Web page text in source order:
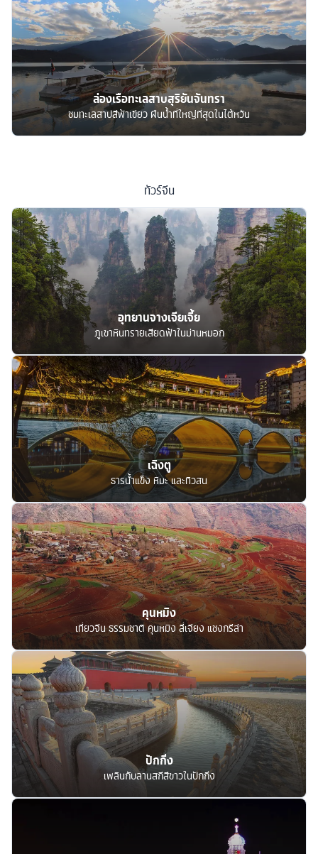
ล่องเรือทะเลสาบสุริยันจันทรา
ชมทะเลสาปสีฟ้าเขียว ผืนน้ำที่ใหญ่ที่สุดในไต้หวัน
ทัวร์จีน
อุทยานจางเจียเจี้ย
ภูเขาหินทรายเสียดฟ้าในม่านหมอก
เฉิงตู
ธารน้ำแข็ง หิมะ และทิวสน
คุนหมิง
เที่ยวจีน ธรรมชาติ คุนหมิง ลี่เจียง แชงกรีล่า
ปักกิ่ง
เพลินกับลานสกีสีขาวในปักกิ่ง